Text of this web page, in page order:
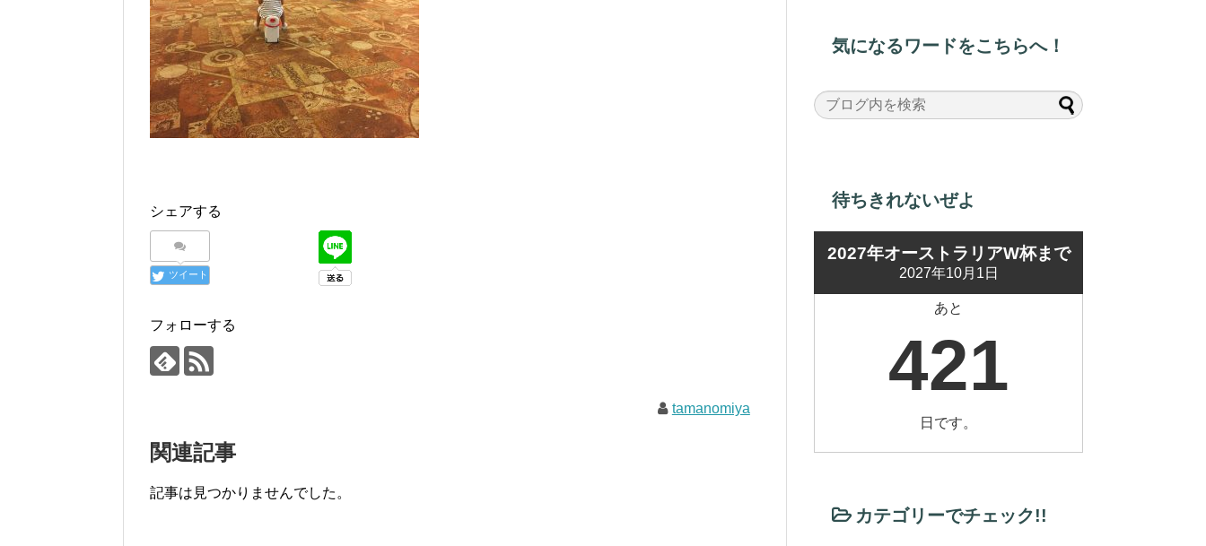
シェアする
ツイート
フォローする
tamanomiya
関連記事
記事は見つかりませんでした。
気になるワードをこちらへ！
待ちきれないぜよ
2027年オーストラリアW杯まで
2027年10月1日
あと
421
日です。
カテゴリーでチェック!!